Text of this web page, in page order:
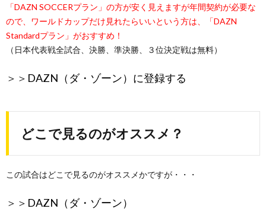
「DAZN SOCCERプラン」の方が安く見えますが年間契約が必要な
ので、ワールドカップだけ見れたらいいという方は、「DAZN
Standardプラン」がおすすめ！
（日本代表戦全試合、決勝、準決勝、３位決定戦は無料）
＞＞ DAZN（ダ・ゾーン）に登録する
どこで見るのがオススメ？
この試合はどこで見るのがオススメかですが・・・
＞＞ DAZN（ダ・ゾーン）